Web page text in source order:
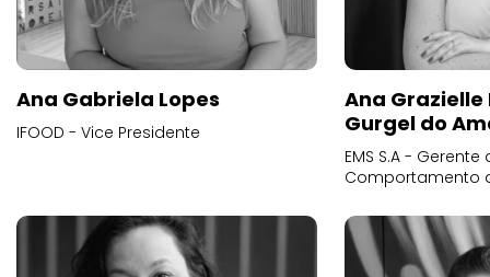
Ana Gabriela Lopes
IFOOD - Vice Presidente
Ana
Gurgel do
EMS S.A -
Comportamento